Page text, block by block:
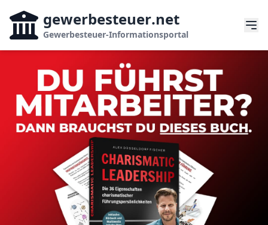
gewerbesteuer.net
Gewerbesteuer-Informationsportal